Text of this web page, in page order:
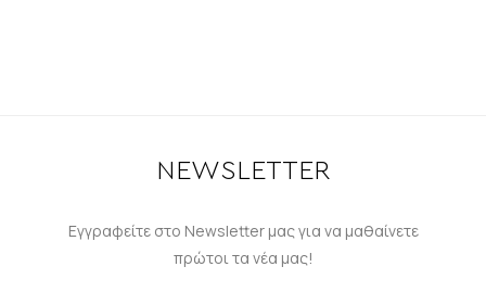
NEWSLETTER
Εγγραφείτε στο Newsletter μας για να μαθαίνετε
πρώτοι τα νέα μας!